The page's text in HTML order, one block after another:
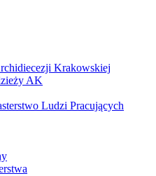
Krakowskiej
AK
Ludzi Pracujących